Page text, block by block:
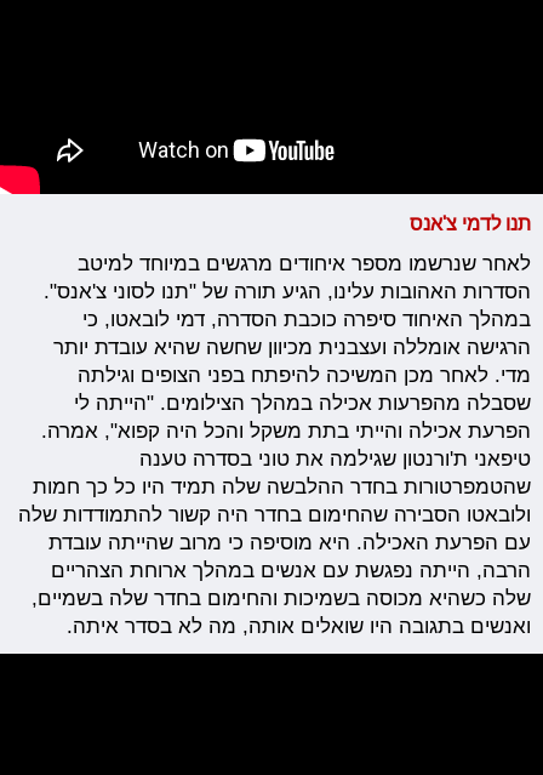
תנו לדמי צ'אנס
לאחר שנרשמו מספר איחודים מרגשים במיוחד למיטב
הסדרות האהובות עלינו, הגיע תורה של "תנו לסוני צ'אנס".
במהלך האיחוד סיפרה כוכבת הסדרה, דמי לובאטו, כי
הרגישה אומללה ועצבנית מכיוון שחשה שהיא עובדת יותר
מדי. לאחר מכן המשיכה להיפתח בפני הצופים וגילתה
שסבלה מהפרעות אכילה במהלך הצילומים. "הייתה לי
הפרעת אכילה והייתי בתת משקל והכל היה קפוא", אמרה.
טיפאני ת'ורנטון שגילמה את טוני בסדרה טענה
שהטמפרטורות בחדר ההלבשה שלה תמיד היו כל כך חמות
ולובאטו הסבירה שהחימום בחדר היה קשור להתמודדות שלה
עם הפרעת האכילה. היא מוסיפה כי מרוב שהייתה עובדת
הרבה, הייתה נפגשת עם אנשים במהלך ארוחת הצהריים
שלה כשהיא מכוסה בשמיכות והחימום בחדר שלה בשמיים,
ואנשים בתגובה היו שואלים אותה, מה לא בסדר איתה.